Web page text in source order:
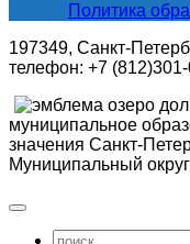
Политика
197349, Санкт-
телефон: +7
муниципальное
значения Санкт-
Муниципальный